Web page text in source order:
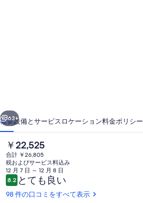
デ
ィ
ー
ダ
ビ
ー
63+
概要設備とサービス ロケーション料金ポリシー
現
在
の
料
金
は
￥22,525
￥22,525
合計 ￥26,805
税およびサービス料込み
12 月 7 日 ～ 12 月 8 日
口
コ
ミ
8.210段階中8.2
とても良い
98 件の口コミをすべて表示